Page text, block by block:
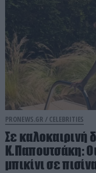
PRONEWS.GR / CELEBRITIES
Σε καλοκαιρινή
Κ.Παπουτσάκη:
μπικίνι σε